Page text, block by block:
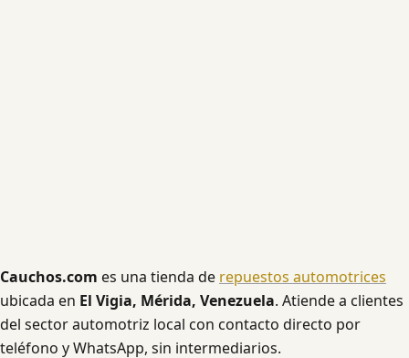
Cauchos.com es una tienda de repuestos automotrices
ubicada en El Vigia, Mérida, Venezuela. Atiende a clientes
del sector automotriz local con contacto directo por
teléfono y WhatsApp, sin intermediarios.